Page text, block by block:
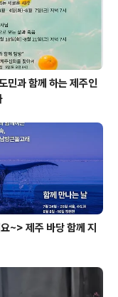
!!
민과 함께 하는 제주인
~> 제주 바당 함께 지